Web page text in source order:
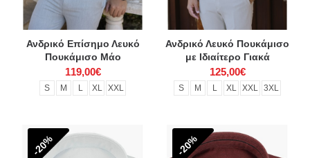
Ανδρικό Επίσημο Λευκό
Πουκάμισο Mάο
119,00€
S M L XL XXL
Ανδρικό Λευκό Πουκάμισο
με Ιδιαίτερο Γιακά
125,00€
S M L XL XXL 3XL
-20% -20%